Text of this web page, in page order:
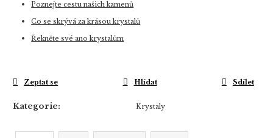
Poznejte cestu našich kamenů
Co se skrývá za krásou krystalů
Řekněte své ano krystalům
Kategorie: Krystaly
Zeptat se Hlídat Sdílet